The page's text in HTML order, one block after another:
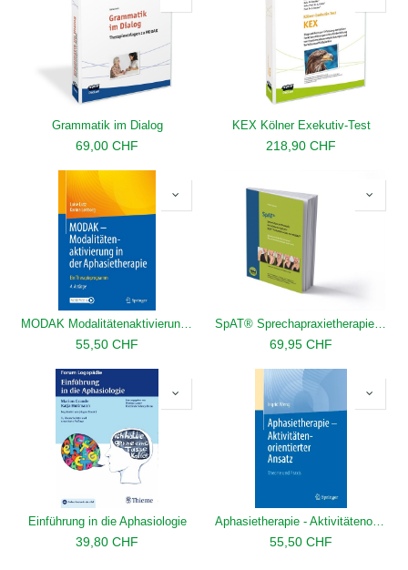
Grammatik im Dialog
69,00 CHF
KEX Kölner Exekutiv-Test
218,90 CHF
55,50 CHF 69,95 CHF
Einführung in die Aphasiologie
39,80 CHF
Aphasietherapie - Aktivitätenorientierter Ansatz
55,50 CHF